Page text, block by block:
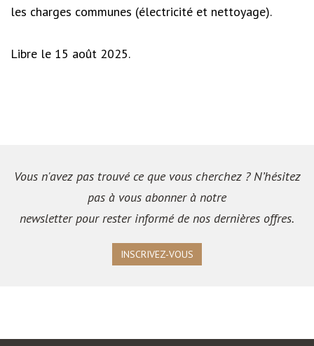
les charges communes (électricité et nettoyage).
Libre le 15 août 2025.
Vous n'avez pas trouvé ce que vous cherchez ? N’hésitez
pas à vous abonner à notre
newsletter pour rester informé de nos dernières offres.
INSCRIVEZ-VOUS